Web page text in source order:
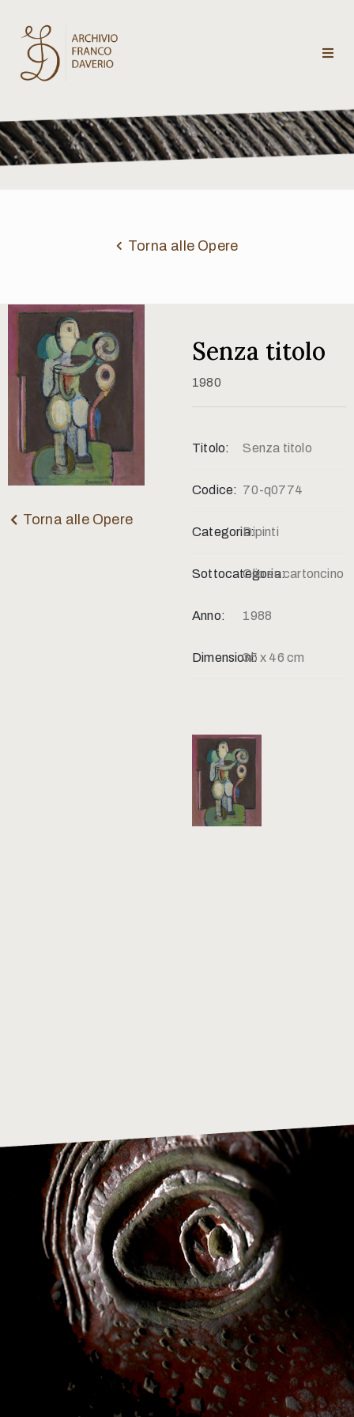
Archivio
Franco
Daverio
critici
Contatti
Torna alle Opere
Torna alle Opere
Senza titolo
1980
Titolo: Senza titolo
Codice: 70-q0774
Categoria:Dipinti
Sottocategoria:Olio su cartoncino
Anno: 1988
Dimensioni:35 x 46 cm